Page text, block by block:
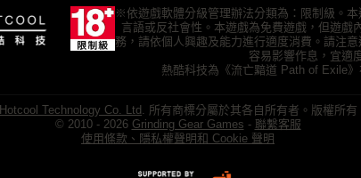
※依遊戲軟體分級管理辦法分類為：限制級。
言語或反社會性。本遊戲為免費遊戲，但遊戲
務，請依個人興趣及能力進行適度消費。請注
容易影響作息，宜適
熱酷科技為《流亡黯道 Path of Exile
Hotcool Technology Co. Ltd . 所有商標分屬於其各自所有者。版權所有
© 2010 - 2026 Grinding Gear Games - 聯繫客服
使用條款、隱私權聲明和 Cookie 聲明